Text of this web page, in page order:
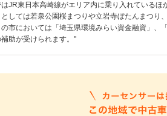
JR東日本高崎線がエリア内に乗り入れている
しては若泉公園桜まつりや立岩寺ぼたんまつ
市においては「埼玉県環境みらい資金融資」
助が受けられます。"